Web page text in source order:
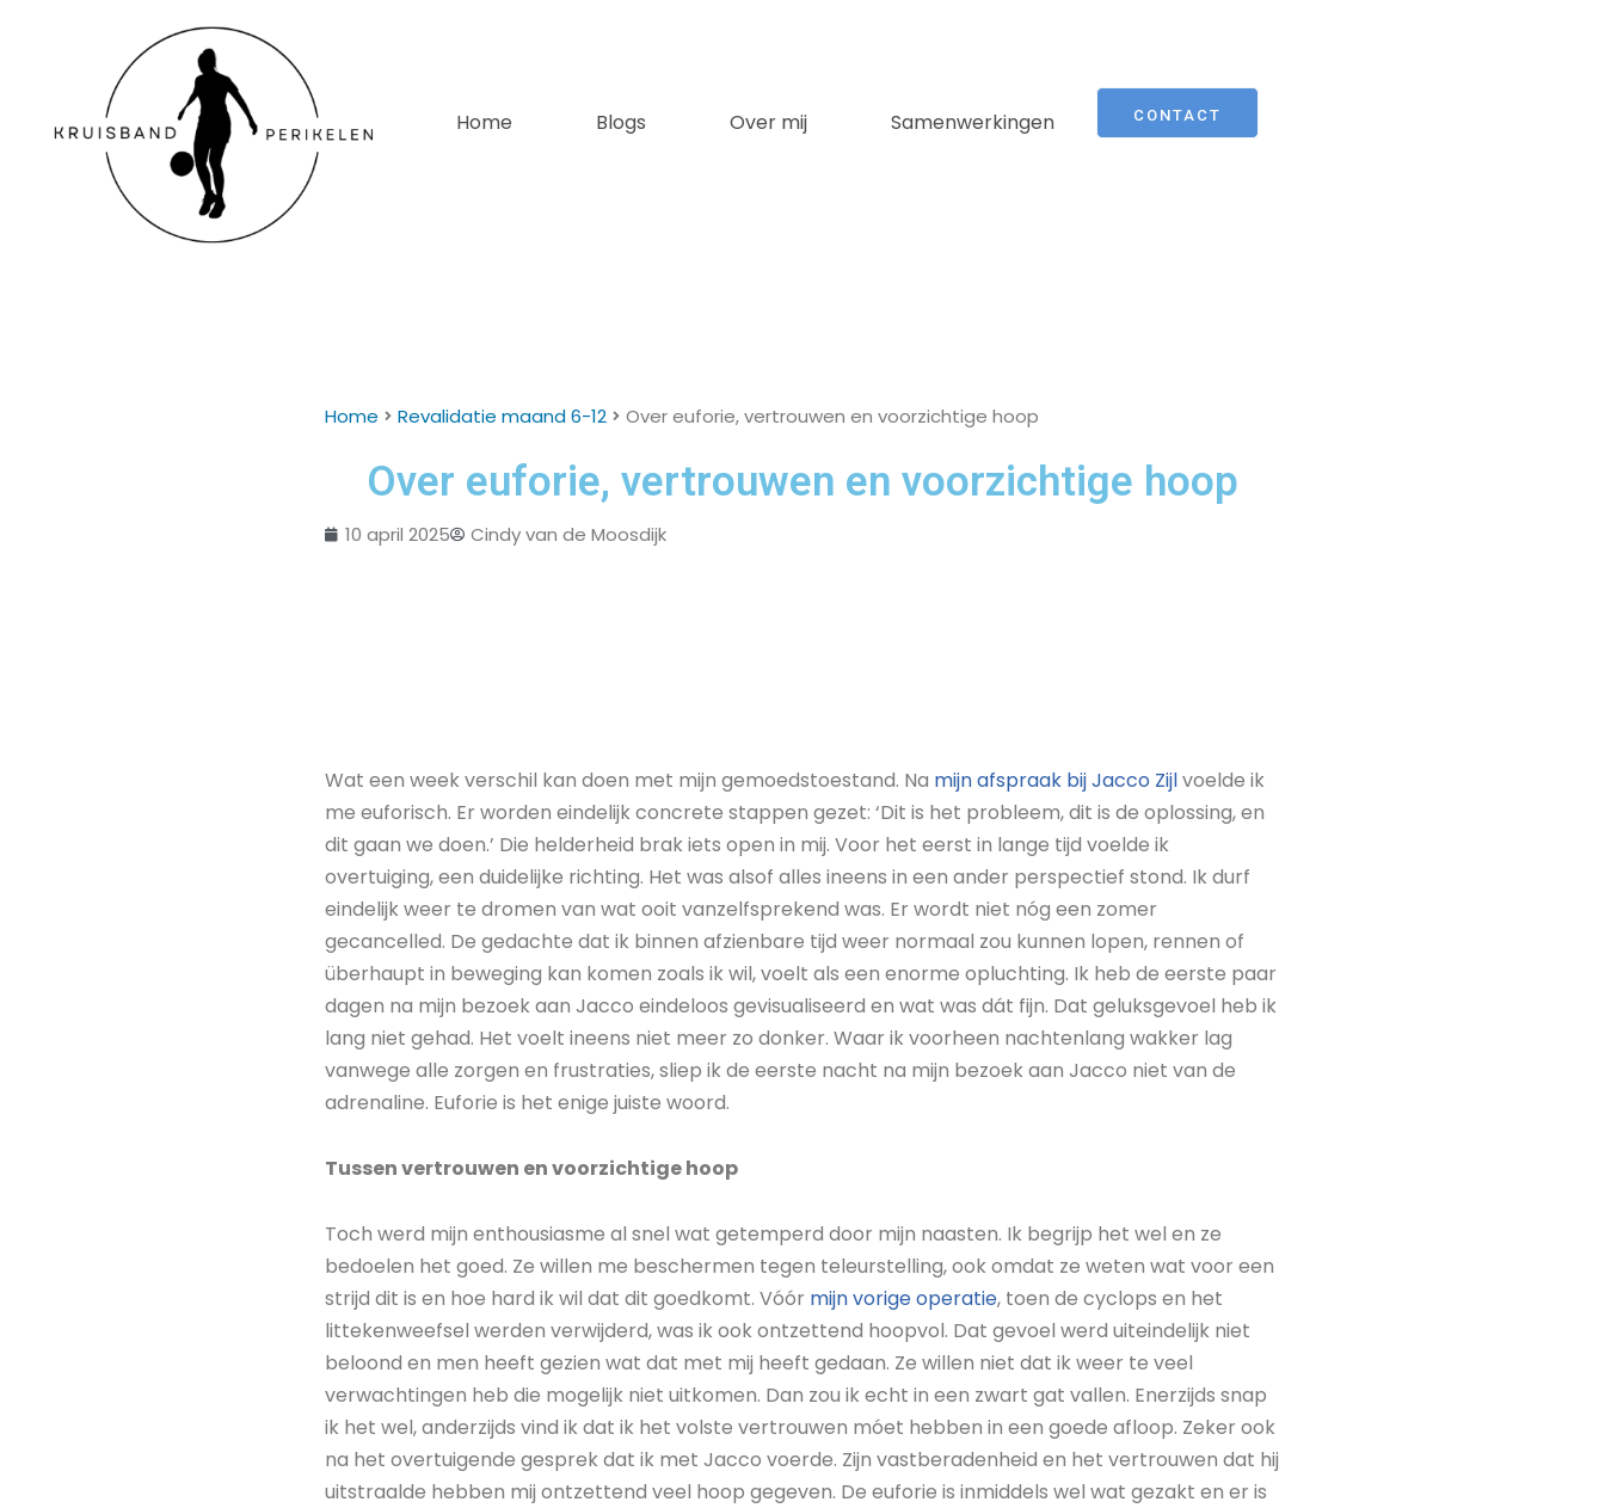
Home Blogs Over mij Samenwerkingen CONTACT
Home Revalidatie maand 6-12 Over euforie, vertrouwen en voorzichtige hoop
Over euforie, vertrouwen en voorzichtige hoop
10 april 2025 Cindy van de Moosdijk
Wat een week verschil kan doen met mijn gemoedstoestand. Na mijn afspraak bij Jacco Zijlvoelde ik
me euforisch. Er worden eindelijk concrete stappen gezet: ‘Dit is het probleem, dit is de oplossing, en
dit gaan we doen.’ Die helderheid brak iets open in mij. Voor het eerst in lange tijd voelde ik
overtuiging, een duidelijke richting. Het was alsof alles ineens in een ander perspectief stond. Ik durf
eindelijk weer te dromen van wat ooit vanzelfsprekend was. Er wordt niet nóg een zomer
gecancelled. De gedachte dat ik binnen afzienbare tijd weer normaal zou kunnen lopen, rennen of
überhaupt in beweging kan komen zoals ik wil, voelt als een enorme opluchting. Ik heb de eerste paar
dagen na mijn bezoek aan Jacco eindeloos gevisualiseerd en wat was dát fijn. Dat geluksgevoel heb ik
lang niet gehad. Het voelt ineens niet meer zo donker. Waar ik voorheen nachtenlang wakker lag
vanwege alle zorgen en frustraties, sliep ik de eerste nacht na mijn bezoek aan Jacco niet van de
adrenaline. Euforie is het enige juiste woord.
Tussen vertrouwen en voorzichtige hoop
Toch werd mijn enthousiasme al snel wat getemperd door mijn naasten. Ik begrijp het wel en ze
bedoelen het goed. Ze willen me beschermen tegen teleurstelling, ook omdat ze weten wat voor een
strijd dit is en hoe hard ik wil dat dit goedkomt. Vóór mijn vorige operatie, toen de cyclops en het
littekenweefsel werden verwijderd, was ik ook ontzettend hoopvol. Dat gevoel werd uiteindelijk niet
beloond en men heeft gezien wat dat met mij heeft gedaan. Ze willen niet dat ik weer te veel
verwachtingen heb die mogelijk niet uitkomen. Dan zou ik echt in een zwart gat vallen. Enerzijds snap
ik het wel, anderzijds vind ik dat ik het volste vertrouwen móet hebben in een goede afloop. Zeker ook
na het overtuigende gesprek dat ik met Jacco voerde. Zijn vastberadenheid en het vertrouwen dat hij
uitstraalde hebben mij ontzettend veel hoop gegeven. De euforie is inmiddels wel wat gezakt en er is